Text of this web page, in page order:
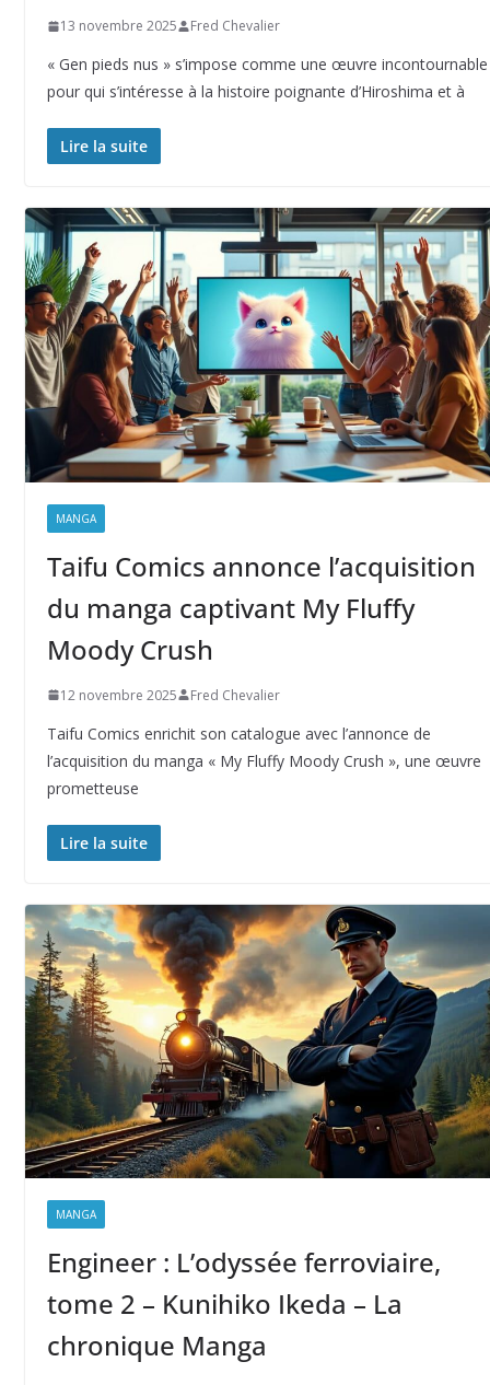
13 novembre 2025 Fred Chevalier
« Gen pieds nus » s’impose comme une œuvre incontournable
pour qui s’intéresse à la histoire poignante d’Hiroshima et à
Lire la suite
MANGA
Taifu Comics annonce l’acquisition
du manga captivant My Fluffy
Moody Crush
12 novembre 2025 Fred Chevalier
Taifu Comics enrichit son catalogue avec l’annonce de
l’acquisition du manga « My Fluffy Moody Crush », une œuvre
prometteuse
Lire la suite
MANGA
Engineer : L’odyssée ferroviaire,
tome 2 – Kunihiko Ikeda – La
chronique Manga